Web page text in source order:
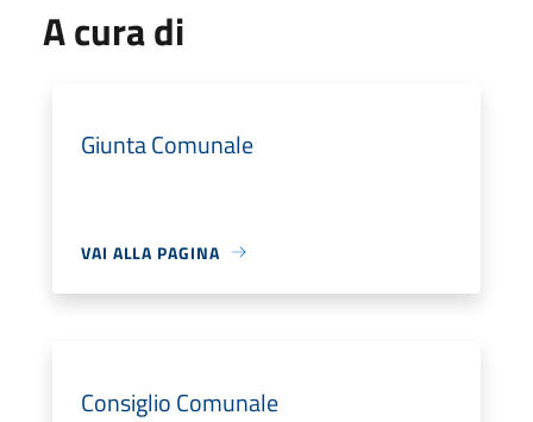
A cura di
Giunta Comunale
VAI ALLA PAGINA
Consiglio Comunale